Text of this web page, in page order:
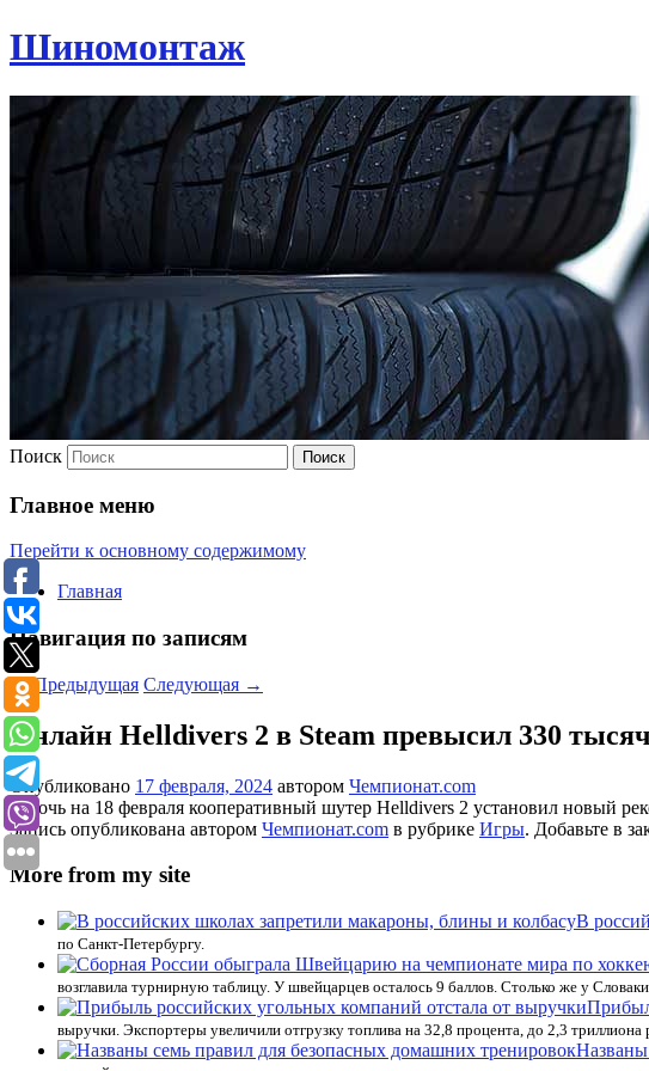
Шиномонтаж
Поиск
Главное меню
Перейти к основному содержимому
Главная
Навигация по записям
←Предыдущая Следующая →
Онлайн Helldivers 2 в Steam превысил 330
Опубликовано 17 февраля, 2024 автором Чемпионат.com
В ночь на 18 февраля кооперативный шутер Helldivers 2 установил новый
Запись опубликована автором Чемпионат.com в рубрике Игры. Добавьте в
More from my site
В
по Санкт-Петербургу.
возглавила турнирную таблицу. У швейцарцев осталось 9 баллов. Столько же у
выручки. Экспортеры увеличили отгрузку топлива на 32,8 процента, до 2,3